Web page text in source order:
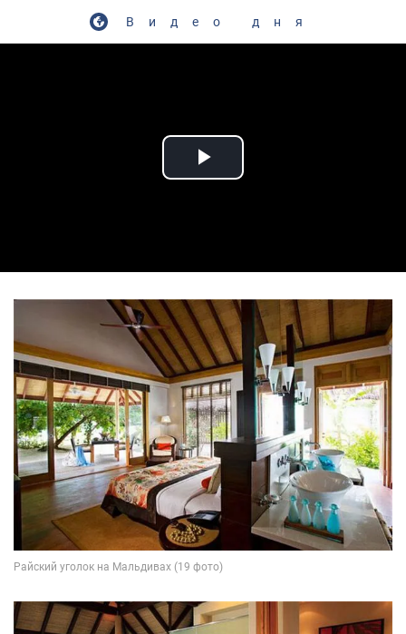
Видео дня
Play Video